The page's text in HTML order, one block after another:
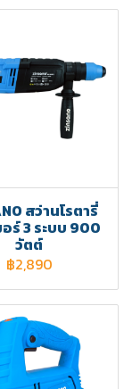
สว่านโรตารี่
ร์ 3 ระบบ 900
วัตต์
฿2,890